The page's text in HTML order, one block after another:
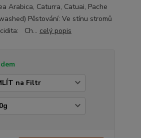
Arabica, Caturra, Catuai, Pache
Pěstování: Ve stínu stromů
Ch... celý popis